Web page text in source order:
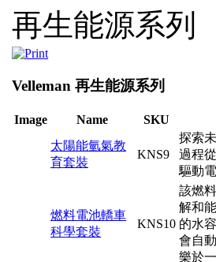
再生能源系列
Velleman 再生能源系列
Image Name SKU
太陽能氫氣教
育套裝
KNS9
探索
過程
驅動
燃料電池轎車
科學套裝
KNS10
該燃
解和
的水
會自
樂於一